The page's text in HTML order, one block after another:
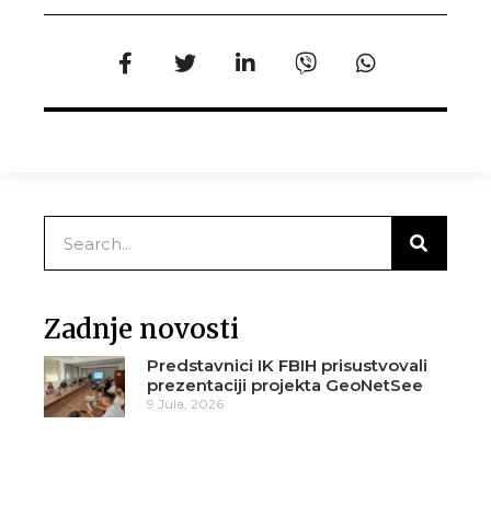
Zadnje novosti
Predstavnici IK FBIH prisustvovali
prezentaciji projekta GeoNetSee
9 Jula, 2026